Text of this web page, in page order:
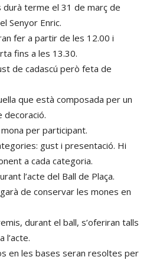
durà terme el 31 de març de
Senyor Enric.
fer a partir de les 12.00 i
fins a les 13.30.
de cadascú però feta de
que està composada per un
decoració.
per participant.
gust i presentació. Hi
a cada categoria.
l’acte del Ball de Plaça.
de conservar les mones en
durant el ball, s’oferiran talls
l’acte.
en les bases seran resoltes per